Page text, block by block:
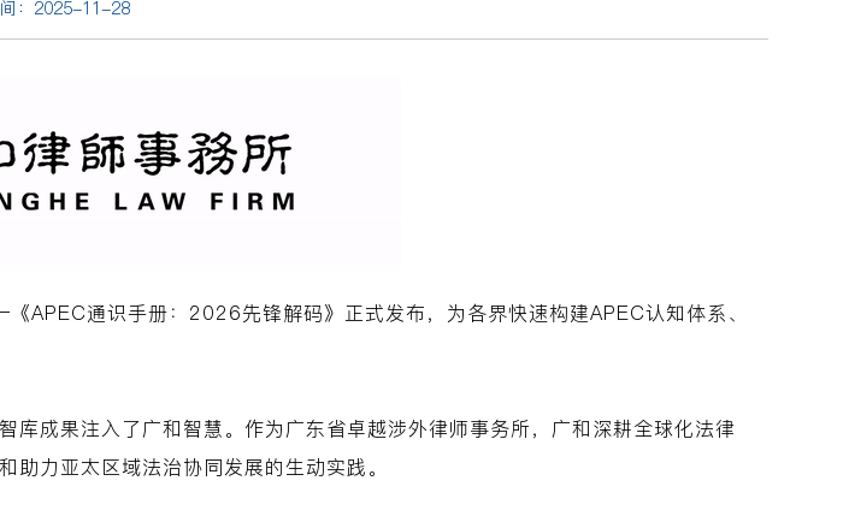
：2025-11-28
通识手册：2026先锋解码》正式发布，为各界快速构建APEC认知体系、
成果注入了广和智慧。作为广东省卓越涉外律师事务所，广和深耕全球化法律
力亚太区域法治协同发展的生动实践。